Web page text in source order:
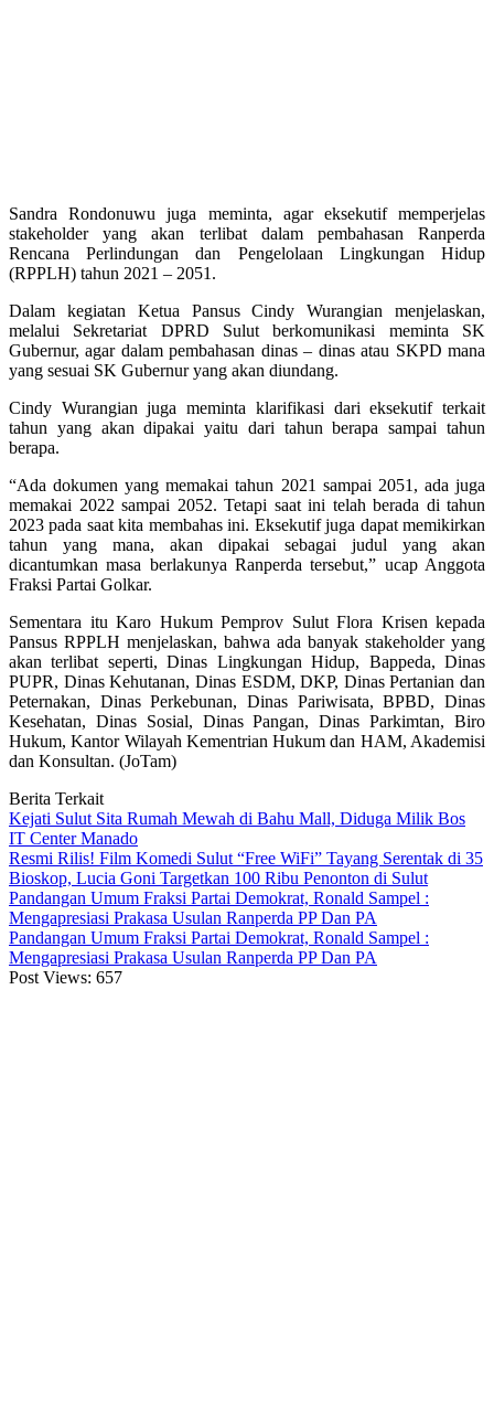
Sandra Rondonuwu juga meminta, agar eksekutif memperjelas
stakeholder yang akan terlibat dalam pembahasan Ranperda
Rencana Perlindungan dan Pengelolaan Lingkungan Hidup
(RPPLH) tahun 2021 – 2051.
Dalam kegiatan Ketua Pansus Cindy Wurangian menjelaskan,
melalui Sekretariat DPRD Sulut berkomunikasi meminta SK
Gubernur, agar dalam pembahasan dinas – dinas atau SKPD mana
yang sesuai SK Gubernur yang akan diundang.
Cindy Wurangian juga meminta klarifikasi dari eksekutif terkait
tahun yang akan dipakai yaitu dari tahun berapa sampai tahun
berapa.
“Ada dokumen yang memakai tahun 2021 sampai 2051, ada juga
memakai 2022 sampai 2052. Tetapi saat ini telah berada di tahun
2023 pada saat kita membahas ini. Eksekutif juga dapat memikirkan
tahun yang mana, akan dipakai sebagai judul yang akan
dicantumkan masa berlakunya Ranperda tersebut,” ucap Anggota
Fraksi Partai Golkar.
Sementara itu Karo Hukum Pemprov Sulut Flora Krisen kepada
Pansus RPPLH menjelaskan, bahwa ada banyak stakeholder yang
akan terlibat seperti, Dinas Lingkungan Hidup, Bappeda, Dinas
PUPR, Dinas Kehutanan, Dinas ESDM, DKP, Dinas Pertanian dan
Peternakan, Dinas Perkebunan, Dinas Pariwisata, BPBD, Dinas
Kesehatan, Dinas Sosial, Dinas Pangan, Dinas Parkimtan, Biro
Hukum, Kantor Wilayah Kementrian Hukum dan HAM, Akademisi
dan Konsultan. (JoTam)
Berita Terkait
Kejati Sulut Sita Rumah Mewah di Bahu Mall, Diduga Milik Bos
IT Center Manado
Resmi Rilis! Film Komedi Sulut “Free WiFi” Tayang Serentak di 35
Bioskop, Lucia Goni Targetkan 100 Ribu Penonton di Sulut
Pandangan Umum Fraksi Partai Demokrat, Ronald Sampel :
Mengapresiasi Prakasa Usulan Ranperda PP Dan PA
Pandangan Umum Fraksi Partai Demokrat, Ronald Sampel :
Mengapresiasi Prakasa Usulan Ranperda PP Dan PA
Post Views: 657